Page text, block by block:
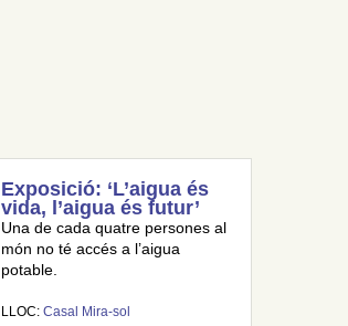
Exposició: ‘L’aigua és
vida, l’aigua és futur’
Una de cada quatre persones al
món no té accés a l’aigua
potable.
LLOC: Casal Mira-sol